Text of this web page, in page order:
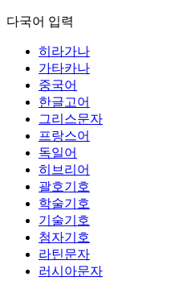
다국어 입력
히라가나
가타카나
중국어
한글고어
그리스문자
프랑스어
독일어
히브리어
괄호기호
학술기호
기술기호
첨자기호
라틴문자
러시아문자